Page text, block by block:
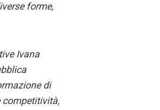
forme,
Ivana
di
competitività,